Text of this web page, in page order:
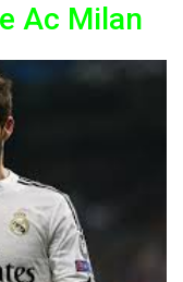
Ac Milan